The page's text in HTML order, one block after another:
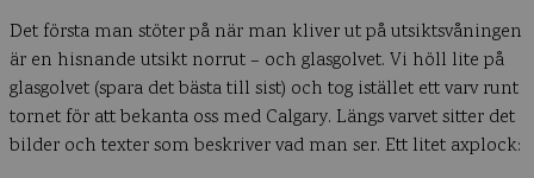
Det första man stöter på när man kliver ut på utsiktsvåningen
är en hisnande utsikt norrut – och glasgolvet. Vi höll lite på
glasgolvet (spara det bästa till sist) och tog istället ett varv runt
tornet för att bekanta oss med Calgary. Längs varvet sitter det
bilder och texter som beskriver vad man ser. Ett litet axplock: